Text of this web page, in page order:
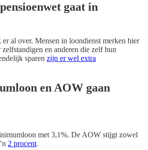
gaat in
al over. Mensen in loondienst merken hier
en anderen die zelf hun
sparen zijn er wel extra
en AOW gaan
met 3,1%. De AOW stijgt zowel
2 procent.